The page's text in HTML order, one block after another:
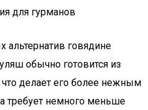
для гурманов
говядине
обычно готовится из
делает его более нежным
требует немного меньше